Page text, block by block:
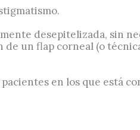
desepitelizada, sin
un flap corneal (o
en los que está